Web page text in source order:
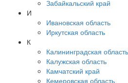
Забайкальский край
И
Ивановская область
Иркутская область
К
Калининградская область
Калужская область
Камчатский край
Кемеровская область